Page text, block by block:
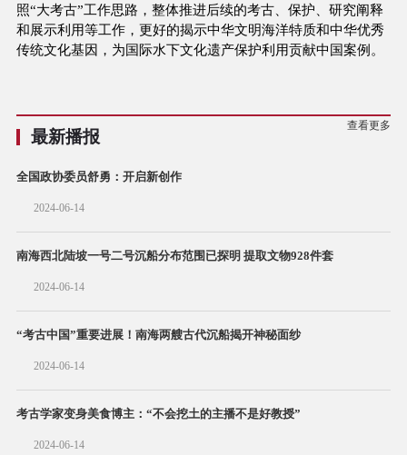
照“大考古”工作思路，整体推进后续的考古、保护、研究阐释
和展示利用等工作，更好的揭示中华文明海洋特质和中华优秀
传统文化基因，为国际水下文化遗产保护利用贡献中国案例。
最新播报
查看更多
全国政协委员舒勇：开启新创作
2024-06-14
南海西北陆坡一号二号沉船分布范围已探明 提取文物928件套
2024-06-14
“考古中国”重要进展！南海两艘古代沉船揭开神秘面纱
2024-06-14
考古学家变身美食博主：“不会挖土的主播不是好教授”
2024-06-14